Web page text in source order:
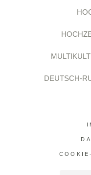
DEUTSCH-